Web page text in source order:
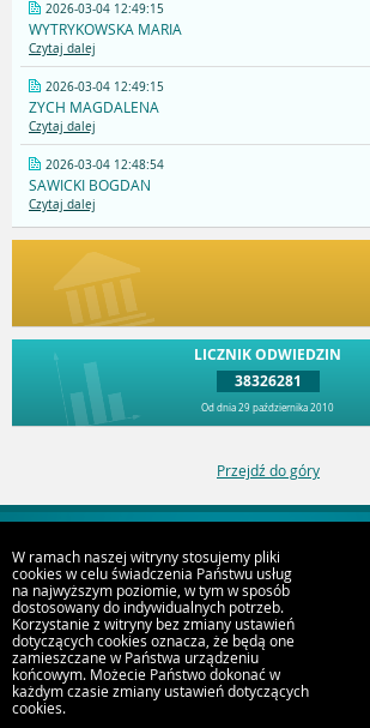
2026-03-04 12:49:15
WYTRYKOWSKA MARIA
Czytaj dalej
2026-03-04 12:49:15
ZYCH MAGDALENA
Czytaj dalej
2026-03-04 12:48:54
SAWICKI BOGDAN
Czytaj dalej
LICZNIK ODWIEDZIN
38326281
Od dnia 29 października 2010
Przejdź do góry
Deklaracja dostępności
W ramach naszej witryny stosujemy pliki
cookies w celu świadczenia Państwu usług
na najwyższym poziomie, w tym w sposób
dostosowany do indywidualnych potrzeb.
Korzystanie z witryny bez zmiany ustawień
dotyczących cookies oznacza, że będą one
zamieszczane w Państwa urządzeniu
końcowym. Możecie Państwo dokonać w
każdym czasie zmiany ustawień dotyczących
cookies.